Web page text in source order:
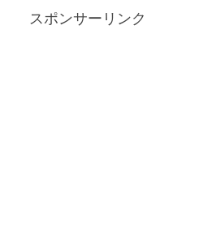
スポンサーリンク